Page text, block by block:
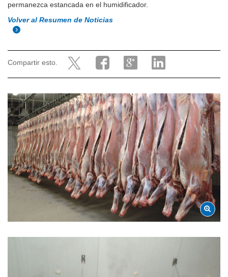
permanezca estancada en el humidificador.
Volver al Resumen de Noticias
Compartir esto.